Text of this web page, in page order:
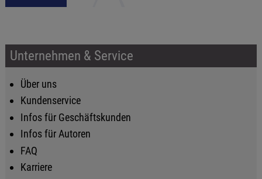
Unternehmen & Service
Über uns
Kundenservice
Infos für Geschäftskunden
Infos für Autoren
FAQ
Karriere